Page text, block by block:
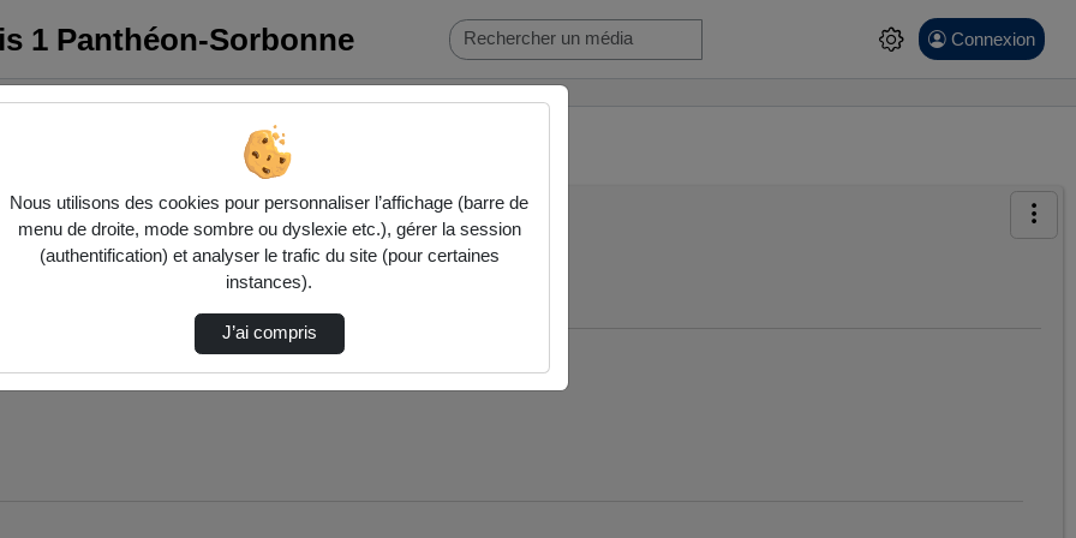
1 Panthéon-Sorbonne Connexion
Nous utilisons des cookies pour personnaliser l’affichage (barre de
menu de droite, mode sombre ou dyslexie etc.), gérer la session
(authentification) et analyser le trafic du site (pour certaines
instances).
J’ai compris